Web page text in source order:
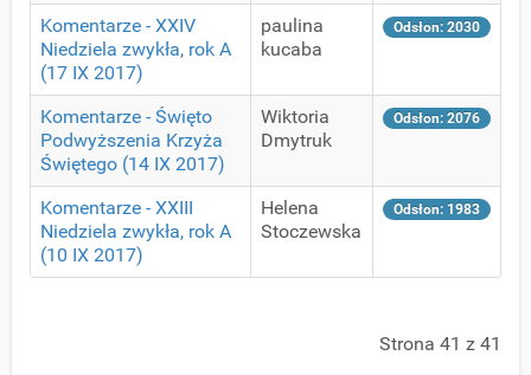
Komentarze - XXIV
Niedziela zwykła, rok A
(17 IX 2017)
paulina
kucaba
Odsłon: 2030
Komentarze - Święto
Podwyższenia Krzyża
Świętego (14 IX 2017)
Wiktoria
Dmytruk
Odsłon: 2076
Komentarze - XXIII
Niedziela zwykła, rok A
(10 IX 2017)
Helena
Stoczewska
Odsłon: 1983
Strona 41 z 41